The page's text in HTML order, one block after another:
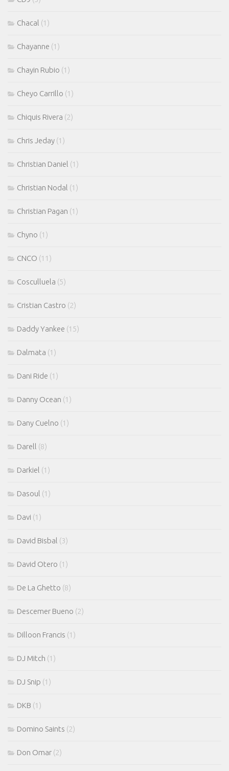
Chacal (1)
Chayanne (1)
Chayin Rubio (1)
Cheyo Carrillo (1)
Chiquis Rivera (2)
Chris Jeday (1)
Christian Daniel (1)
Christian Nodal (1)
Christian Pagan (1)
Chyno (1)
CNCO (11)
Cosculluela (5)
Cristian Castro (2)
Daddy Yankee (15)
Dalmata (1)
Dani Ride (1)
Danny Ocean (1)
Dany Cuelno (1)
Darell (8)
Darkiel (1)
Dasoul (1)
Davi (1)
David Bisbal (3)
David Otero (1)
De La Ghetto (8)
Descemer Bueno (2)
Dilloon Francis (1)
DJ Mitch (1)
DJ Snip (1)
DKB (1)
Domino Saints (2)
Don Omar (2)